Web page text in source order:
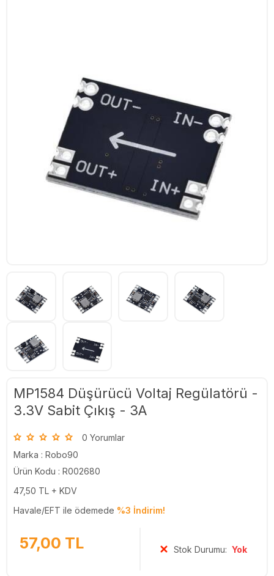
MP1584 Düşürücü Voltaj Regülatörü -
3.3V Sabit Çıkış - 3A
0 Yorumlar
Marka : Robo90
Ürün Kodu : R002680
47,50 TL + KDV
Havale/EFT ile ödemede %3 İndirim!
57,00 TL Stok Durumu:Yok